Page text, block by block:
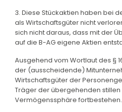
3. Diese Stückaktien haben bei
als Wirtschaftsgüter nicht
sich nicht daraus, dass mit der
auf die B-AG eigene Aktien
Ausgehend vom Wortlaut des §
der (ausscheidende)
Wirtschaftsgüter der
Träger der übergehenden stillen
Vermögenssphäre fortbestehen.